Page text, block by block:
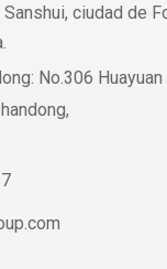
ciudad de
No.306